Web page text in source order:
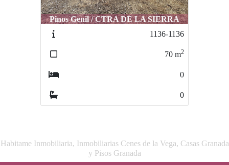
Pinos Genil / CTRA DE LA SIERRA
1136-1136
70 m2
0
0
Habitame Inmobiliaria, Inmobiliarias Cenes de la Vega, Casas Granada
y Pisos Granada